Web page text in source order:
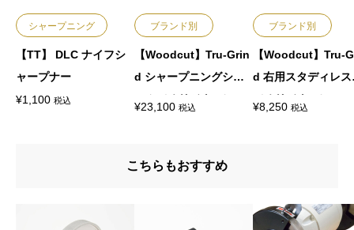
シャープニング
【TT】 DLC ナイフシ
ャープナー
¥1,100 税込
ブランド別
【Woodcut】Tru-Grin
d シャープニングシス
テム（オリジナル）
¥23,100 税込
ブランド別
【Woodcut】Tru-
d 右用スタディレス
（オリジナル）
¥8,250 税込
こちらもおすすめ